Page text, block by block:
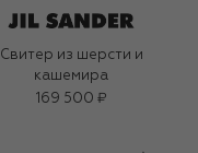
Свитер из шерсти и
кашемира
169 500 ₽